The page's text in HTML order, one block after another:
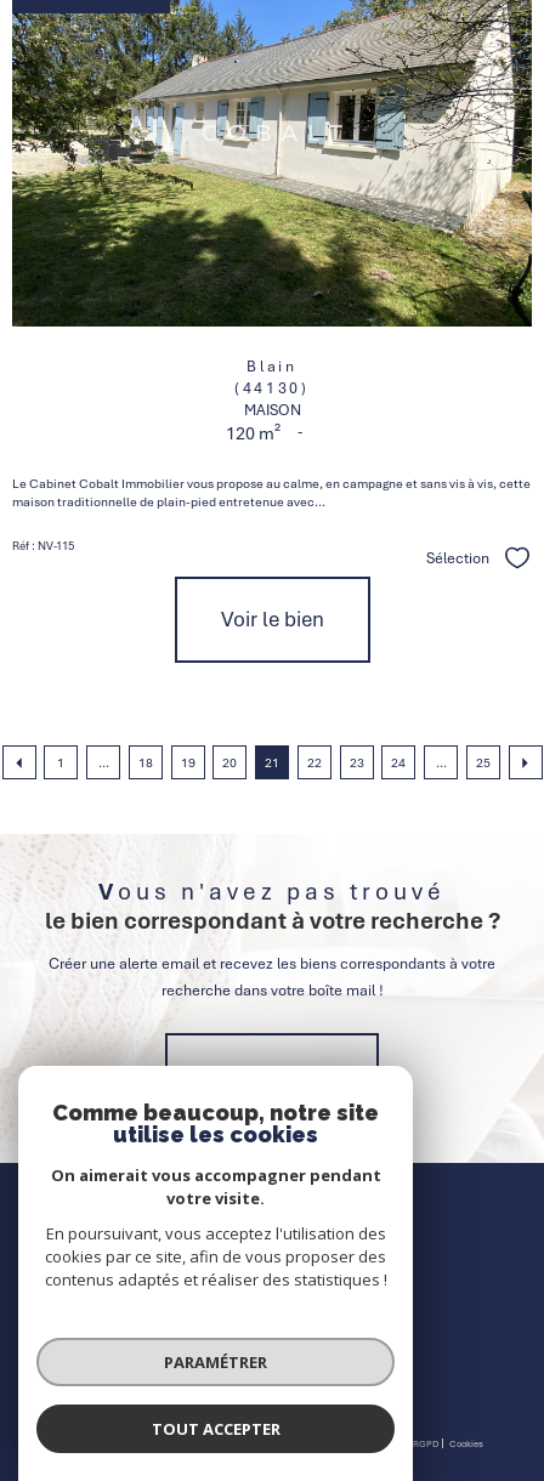
Blain
(44130)
MAISON
120 m² -
Le Cabinet Cobalt Immobilier vous propose au calme, en campagne et sans vis à vis, cette
maison traditionnelle de plain-pied entretenue avec...
Réf : NV-115
Sélection
Voir le bien
1 ... 18 19 20 21 22 23 24 ... 25
Vous n'avez pas trouvé
le bien correspondant à votre recherche ?
Créer une alerte email et recevez les biens correspondants à votre
recherche dans votre boîte mail !
Nous contacter
Contact
© 2026 | Tous droits réservés | Traduction powered by Google |
Politique RGPD Cookies
Comme beaucoup, notre site
utilise les cookies
On aimerait vous accompagner pendant
votre visite.
En poursuivant, vous acceptez l'utilisation des
cookies par ce site, afin de vous proposer des
contenus adaptés et réaliser des statistiques !
PARAMÉTRER
TOUT ACCEPTER